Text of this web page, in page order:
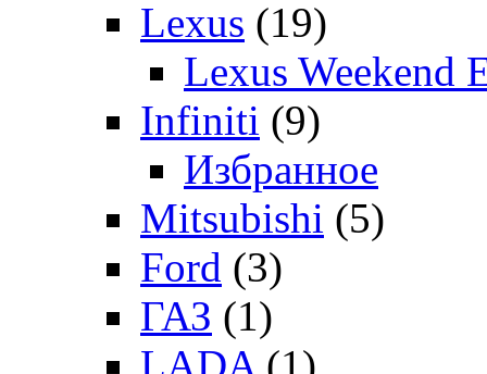
Lexus (19)
Lexus Weekend
Infiniti (9)
Избранное
Mitsubishi (5)
Ford (3)
ГАЗ (1)
LADA (1)